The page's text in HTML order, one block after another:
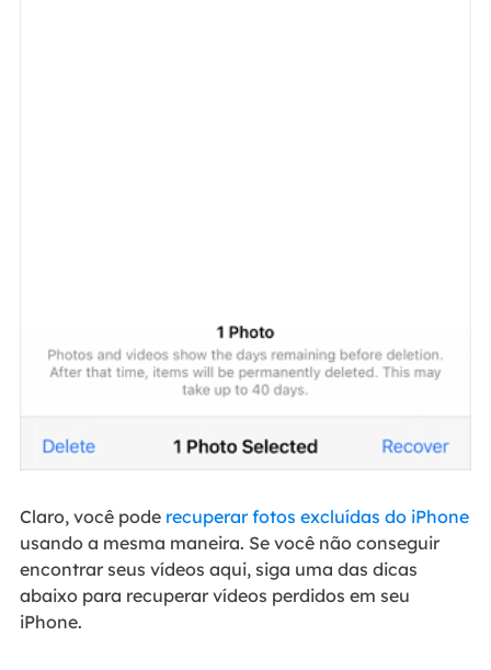
Claro, você pode recuperar fotos excluídas do iPhone
usando a mesma maneira. Se você não conseguir
encontrar seus vídeos aqui, siga uma das dicas
abaixo para recuperar vídeos perdidos em seu
iPhone.